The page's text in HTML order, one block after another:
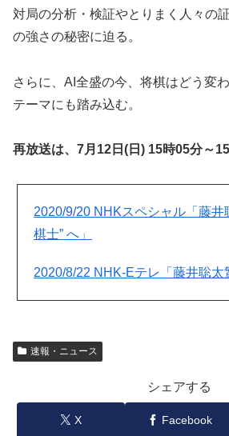
対局の分析・検証やとりまく人々の
の強さの秘密に迫る。
さらに、AI全盛の今、将棋はどう変
テーマにも踏み込む。
再放送は、7月12日(日) 15時05分～15
2020/9/20 NHKスペシャル「藤井
棋士” へ」
2020/8/22 NHK-Eテレ「藤井聡太
速報・ニュース
シェアする
X Facebook